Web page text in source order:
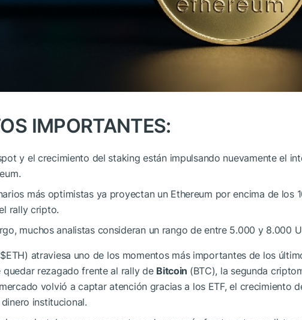
IMPORTANTES:
y el crecimiento del staking están impulsando nuevamente el
más optimistas ya proyectan un Ethereum por encima de los
rally cripto.
muchos analistas consideran un rango de entre 5.000 y 8.000
$ETH) atraviesa uno de los momentos más importantes de los
quedar rezagado frente al rally de Bitcoin (BTC), la segunda
volvió a captar atención gracias a los ETF, el crecimiento
institucional.